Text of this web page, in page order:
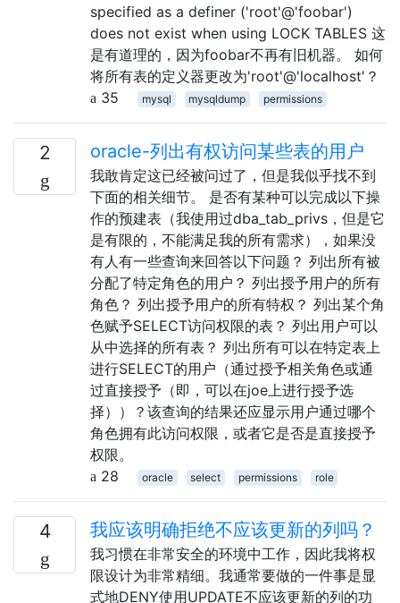
specified as a definer ('root'@'foobar')
does not exist when using LOCK TABLES 这
是有道理的，因为foobar不再有旧机器。 如何
将所有表的定义器更改为'root'@'localhost'？
35
mysql mysqldump permissions
2 oracle-列出有权访问某些表的用户
我敢肯定这已经被问过了，但是我似乎找不到
下面的相关细节。 是否有某种可以完成以下操
作的预建表（我使用过dba_tab_privs，但是它
是有限的，不能满足我的所有需求），如果没
有人有一些查询来回答以下问题？ 列出所有被
分配了特定角色的用户？ 列出授予用户的所有
角色？ 列出授予用户的所有特权？ 列出某个角
色赋予SELECT访问权限的表？ 列出用户可以
从中选择的所有表？ 列出所有可以在特定表上
进行SELECT的用户（通过授予相关角色或通
过直接授予（即，可以在joe上进行授予选
择））？该查询的结果还应显示用户通过哪个
角色拥有此访问权限，或者它是否是直接授予
权限。
28
oracle select permissions role
4 我应该明确拒绝不应该更新的列吗？
我习惯在非常安全的环境中工作，因此我将权
限设计为非常精细。我通常要做的一件事是显
式地DENY使用UPDATE不应该更新的列的功